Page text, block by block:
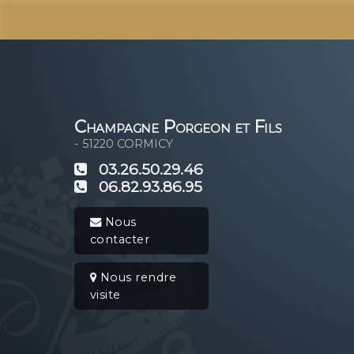
Champagne Porgeon et Fils
- 51220 CORMICY
03.26.50.29.46
06.82.93.86.95
Nous
contacter
Nous rendre
visite